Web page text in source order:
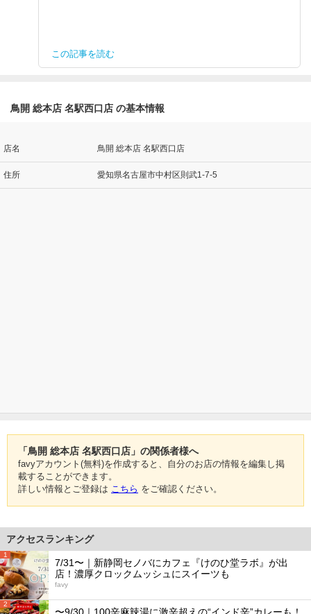
この記事を読む
鳥開 総本店 名駅西口店 の基本情報
店名 鳥開 総本店 名駅西口店
住所 愛知県名古屋市中村区則武1-7-5
「鳥開 総本店 名駅西口店」の関係者様へ
favyアカウント(無料)を作成すると、自分のお店の情報を編集し掲
載することができます。
詳しい情報とご登録は こちら をご確認ください。
アクセスランキング
1
7/31〜｜新静岡セノバにカフェ『けのひ堂ラボ』が出
店！濃厚クロックムッシュにスイーツも
favy
2
〜9/30｜100辛麻辣湯に激辛超えの“インド辛”カレーも！